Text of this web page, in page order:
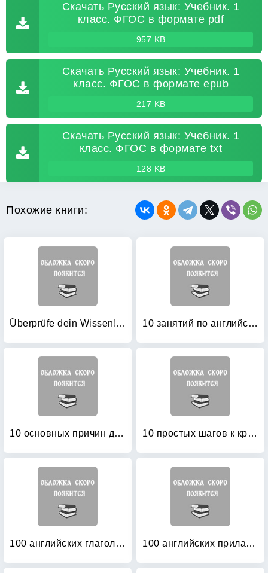
Скачать Русский язык: Учебник. 1
класс. ФГОС в формате pdf
957 KB
Скачать Русский язык: Учебник. 1
класс. ФГОС в формате epub
217 KB
Скачать Русский язык: Учебник. 1
класс. ФГОС в формате txt
128 KB
Похожие книги:
Überprüfe dein Wissen! Deutsch 2: Klasse 10 занятий по английскому: Пособие для преподавания и для занятий на курсах английского языка Александра Драгункина
10 основных причин для изучения для иностранного языка (английский язык) 10 простых шагов к красивому и правильному письму
100 английских глаголов: 1000 фразеологизмов. Ключ к суперпамяти 100 английских прилагательных: 1000 фразеологизмов